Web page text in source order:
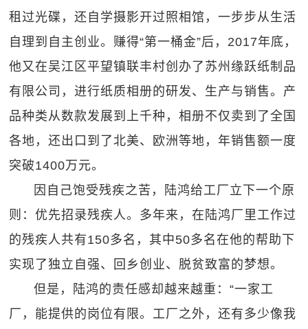
租过光碟，还自学摄影开过照相馆，一步步从生活
自理到自主创业。赚得“第一桶金”后，2017年底，
他又在吴江区平望镇联丰村创办了苏州缘跃纸制品
有限公司，进行纸质相册的研发、生产与销售。产
品种类从数款发展到上千种，相册不仅卖到了全国
各地，还出口到了北美、欧洲等地，年销售额一度
突破1400万元。
因自己饱受残疾之苦，陆鸿给工厂立下一个原
则：优先招录残疾人。多年来，在陆鸿厂里工作过
的残疾人共有150多名，其中50多名在他的帮助下
实现了独立自强、回乡创业、脱贫致富的梦想。
但是，陆鸿的责任感却越来越重：“一家工
厂，能提供的岗位有限。工厂之外，还有多少像我